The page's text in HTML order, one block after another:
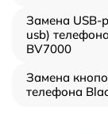
Замена USB-
usb)
BV7000
Замена
телефона